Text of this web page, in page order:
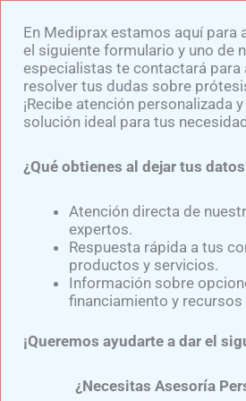
contenido
Adaptarse A Una
De Pierna:
Retos Físicos Y
Emocionales
PorSamuel Medina/julio 11, 2025
Adaptarse A Una Prótesis De
En Mediprax estamos aquí para
el siguiente formulario y uno de
especialistas te contactará para
resolver tus dudas sobre
¡Recibe atención personalizada
solución ideal para tus
¿Qué obtienes al dejar tus
Atención directa de
expertos.
Respuesta rápida a tus
productos y servicios.
Información sobre
financiamiento y
¡Queremos ayudarte a dar el
¿Necesitas Asesoría